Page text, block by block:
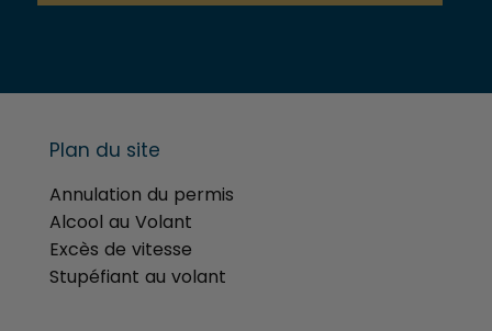
Plan du site
Annulation du permis
Alcool au Volant
Excès de vitesse
Stupéfiant au volant